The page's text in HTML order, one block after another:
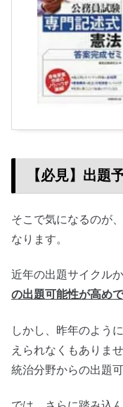
【必見】出題
そこで気になるのが
なります。
近年の出題サイクル
の出題可能性が高め
しかし、昨年のよう
えられなくもありま
統治分野からの出題